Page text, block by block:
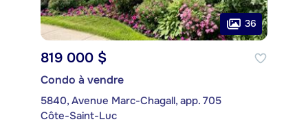
36
819 000 $
Condo à vendre
5840, Avenue Marc-Chagall, app. 705
Côte-Saint-Luc